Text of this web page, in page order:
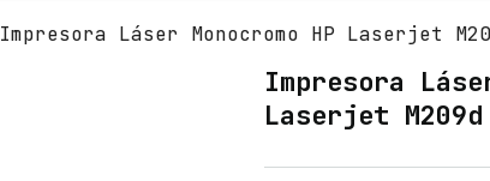
Láser Monocromo HP Laserjet
Impresora
Laserjet